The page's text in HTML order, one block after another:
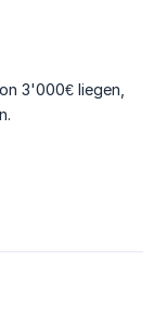
3'000€ liegen,